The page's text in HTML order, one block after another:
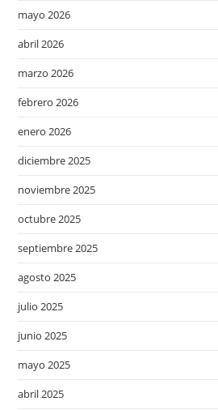
mayo 2026
abril 2026
marzo 2026
febrero 2026
enero 2026
diciembre 2025
noviembre 2025
octubre 2025
septiembre 2025
agosto 2025
julio 2025
junio 2025
mayo 2025
abril 2025